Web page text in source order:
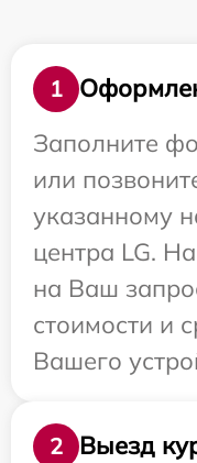
1
Заполните
или
указанному
центра LG.
на Ваш
стоимости и
Вашего
2
Выезд